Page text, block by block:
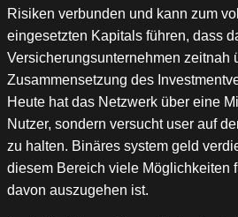
Risiken verbunden und kann zum
eingesetzten Kapitals führen, dass
Versicherungsunternehmen zeitnah
Zusammensetzung des
Heute hat das Netzwerk über eine
Nutzer, sondern versucht user auf
zu halten. Binäres system geld
diesem Bereich viele Möglichkeiten
davon auszugehen ist.